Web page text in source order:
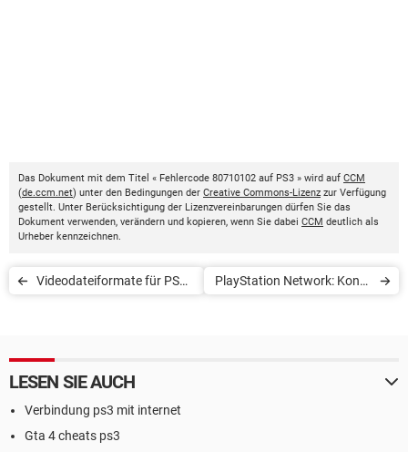
Das Dokument mit dem Titel « Fehlercode 80710102 auf PS3 » wird auf CCM
(de.ccm.net) unter den Bedingungen der Creative Commons-Lizenz zur Verfügung
gestellt. Unter Berücksichtigung der Lizenzvereinbarungen dürfen Sie das
Dokument verwenden, verändern und kopieren, wenn Sie dabei CCM deutlich als
Urheber kennzeichnen.
Videodateiformate für PSP-
PlayStation Network: Konto
LESEN SIE AUCH
Verbindung ps3 mit internet
Gta 4 cheats ps3